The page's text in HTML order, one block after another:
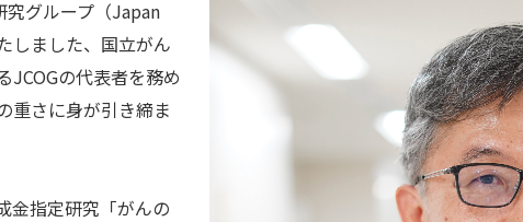
グループ（Japan
しました、国立がん
JCOGの代表者を務め
重さに身が引き締ま
金指定研究「がんの